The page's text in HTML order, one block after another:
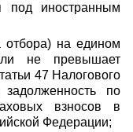
под иностранным
отбора) на едином
не превышает
47 Налогового
по
взносов в
Федерации;